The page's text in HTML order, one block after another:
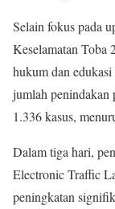
Selain fokus pada
Keselamatan Toba
hukum dan edukasi
jumlah penindakan
1.336 kasus,
Dalam tiga hari,
Electronic Traffic
peningkatan